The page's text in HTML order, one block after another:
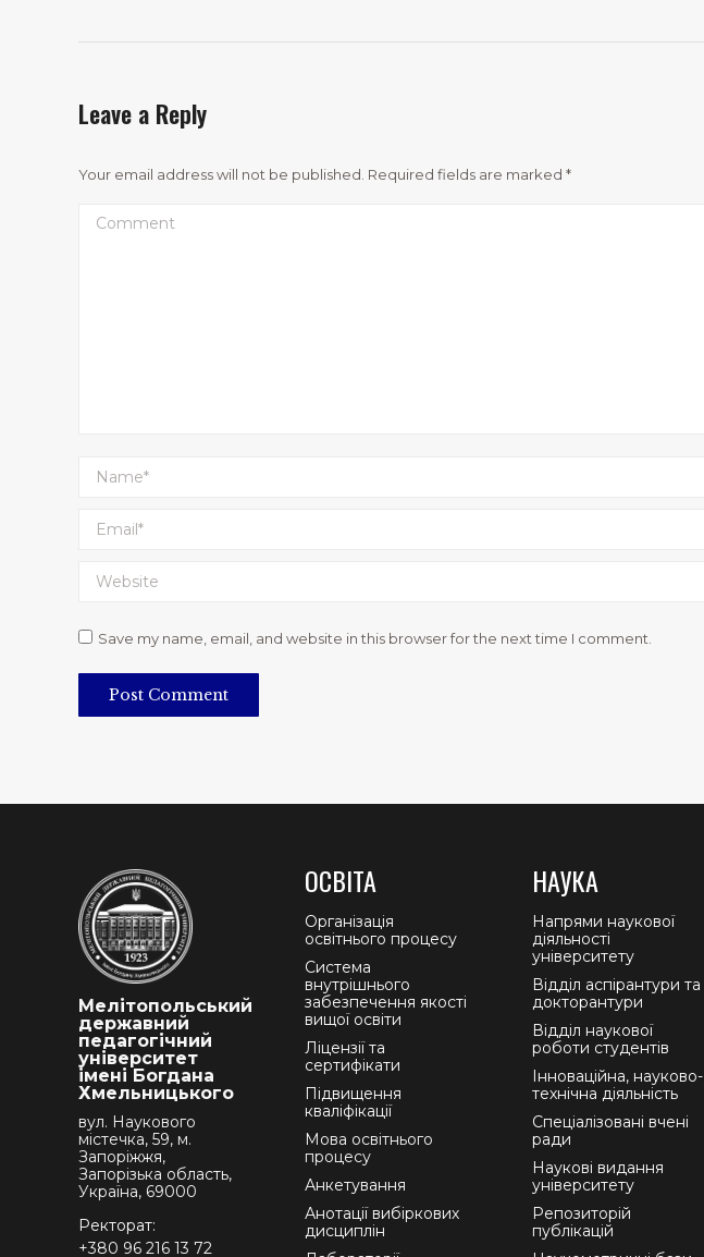
Leave a Reply
Your email address will not be published. Required fields are marked *
Comment
Name *
Email *
Website
Save my name, email, and website in this browser for the next time I comment.
Post Comment
Мелітопольський
державний
педагогічний
університет
імені Богдана
Хмельницького
вул. Наукового
містечка, 59, м.
Запоріжжя,
Запорізька область,
Україна, 69000
Ректорат:
+380 96 216 13 72
ОСВІТА
Організація
освітнього процесу
Система
внутрішнього
забезпечення якості
вищої освіти
Ліцензії та
сертифікати
Підвищення
кваліфікації
Мова освітнього
процесу
Анкетування
Анотації вибіркових
дисциплін
НАУКА
Напрями наукової
діяльності
університету
Відділ аспірантури та
докторантури
Відділ наукової
роботи студентів
Інноваційна, науково-
технічна діяльність
Спеціалізовані вчені
ради
Наукові видання
університету
Репозиторій
публікацій